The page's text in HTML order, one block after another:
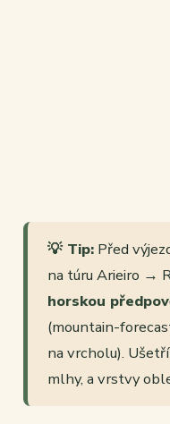
💡 Tip: Před
na túru Arieiro →
horskou
(mountain-
na vrcholu).
mlhy, a vrstvy